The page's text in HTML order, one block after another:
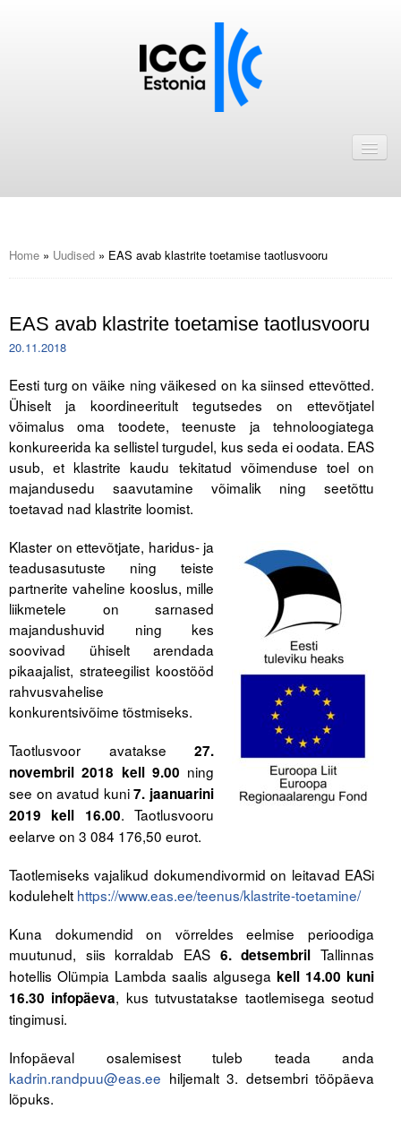
ICC Eesti liikmebaas
Astu ICC Eesti liikmeks!
ICC Eesti
Tegevused
Publikatsioonid
Arvamus
Viidad
ICC WBO
ICC komisjonid
Digiraamatukogu
Juhendid ja väljaanded
Kontakt
Liitu meililistiga
Oskusteave
Incoterms® 2020
Projektid
Home » Uudised » EAS avab klastrite toetamise taotlusvooru
EAS avab klastrite toetamise taotlusvooru
20.11.2018
Eesti turg on väike ning väikesed on ka siinsed ettevõtted.
Ühiselt ja koordineeritult tegutsedes on ettevõtjatel
võimalus oma toodete, teenuste ja tehnoloogiatega
konkureerida ka sellistel turgudel, kus seda ei oodata. EAS
usub, et klastrite kaudu tekitatud võimenduse toel on
majandusedu saavutamine võimalik ning seetõttu
toetavad nad klastrite loomist.
Klaster on ettevõtjate, haridus- ja
teadusasutuste ning teiste
partnerite vaheline kooslus, mille
liikmetele on sarnased
majandushuvid ning kes
soovivad ühiselt arendada
pikaajalist, strateegilist koostööd
rahvusvahelise
konkurentsivõime tõstmiseks.
Taotlusvoor avatakse 27.
novembril 2018 kell 9.00 ning
see on avatud kuni7. jaanuarini
2019 kell 16.00. Taotlusvooru
eelarve on 3 084 176,50 eurot.
Taotlemiseks vajalikud dokumendivormid on leitavad EASi
kodulehelt https://www.eas.ee/teenus/klastrite-toetamine/
Kuna dokumendid on võrreldes eelmise perioodiga
muutunud, siis korraldab EAS 6. detsembril Tallinnas
hotellis Olümpia Lambda saalis algusega kell 14.00 kuni
16.30 infopäeva, kus tutvustatakse taotlemisega seotud
tingimusi.
Infopäeval osalemisest tuleb teada anda
kadrin.randpuu@eas.ee hiljemalt 3. detsembri tööpäeva
lõpuks.